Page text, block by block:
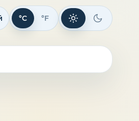
°C °F Светлая тема
Темная